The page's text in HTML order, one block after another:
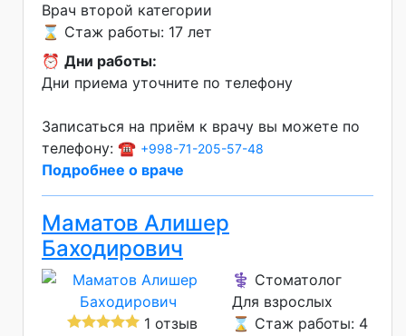
Врач второй категории
⌛ Стаж работы: 17 лет
⏰ Дни работы:
Дни приема уточните по телефону
Записаться на приём к врачу вы можете по
телефону: ☎️ +998-71-205-57-48
Подробнее о враче
Маматов Алишер
Баходирович
1 отзыв
⚕️ Стоматолог
Для взрослых
⌛ Стаж работы: 4